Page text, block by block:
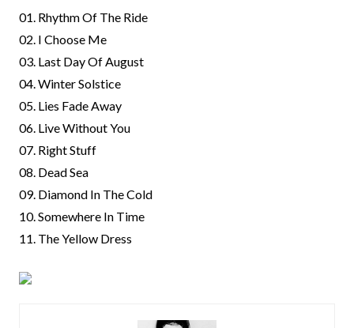
01. Rhythm Of The Ride
02. I Choose Me
03. Last Day Of August
04. Winter Solstice
05. Lies Fade Away
06. Live Without You
07. Right Stuff
08. Dead Sea
09. Diamond In The Cold
10. Somewhere In Time
11. The Yellow Dress